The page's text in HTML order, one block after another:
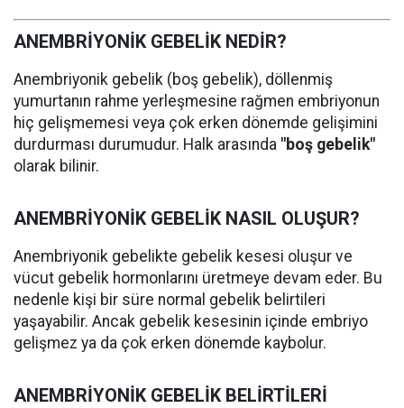
ANEMBRİYONİK GEBELİK NEDİR?
Anembriyonik gebelik (boş gebelik), döllenmiş
yumurtanın rahme yerleşmesine rağmen embriyonun
hiç gelişmemesi veya çok erken dönemde gelişimini
durdurması durumudur. Halk arasında "boş gebelik"
olarak bilinir.
ANEMBRİYONİK GEBELİK NASIL OLUŞUR?
Anembriyonik gebelikte gebelik kesesi oluşur ve
vücut gebelik hormonlarını üretmeye devam eder. Bu
nedenle kişi bir süre normal gebelik belirtileri
yaşayabilir. Ancak gebelik kesesinin içinde embriyo
gelişmez ya da çok erken dönemde kaybolur.
ANEMBRİYONİK GEBELİK BELİRTİLERİ